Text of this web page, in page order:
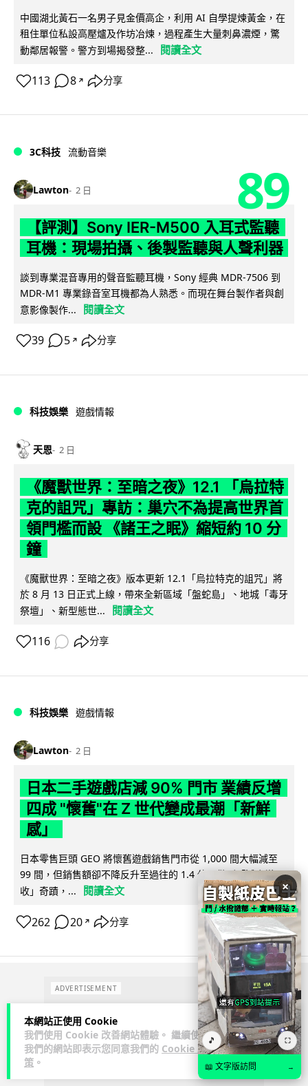
本網站正使用 Cookie
我們使用 Cookie 改善網站體驗。 繼續使用
我們的網站即表示您同意我們的 Cookie 政
策 。
中國湖北黃石一名男子見金價高企，利用 AI 自學提煉黃金，在
租住單位私設高壓爐及作坊冶煉，過程產生大量刺鼻濃煙，驚
動鄰居報警。警方到場揭發整...
閱讀全文
113 8 ↗ 分享
3C科技 流動音樂
Lawton 2 日 89
【評測】Sony IER-M500 入耳式監聽
耳機：現場拍攝、後製監聽與人聲利器
談到專業混音專用的聲音監聽耳機，Sony 經典 MDR-7506 到
MDR-M1 專業錄音室耳機都為人熟悉。而現在舞台製作者與創
意影像製作...
閱讀全文
39 5 ↗ 分享
科技娛樂 遊戲情報
天恩 2 日
《魔獸世界：至暗之夜》12.1 「烏拉特
克的詛咒」專訪：巢穴不為提高世界首
領門檻而設 《諸王之眠》縮短約 10 分
鐘
《魔獸世界：至暗之夜》版本更新 12.1「烏拉特克的詛咒」將
於 8 月 13 日正式上線，帶來全新區域「盤蛇島」、地城「毒牙
祭壇」、新型態世...
閱讀全文
116 分享
科技娛樂 遊戲情報
Lawton 2 日
日本二手遊戲店減 90% 門市 業績反增
四成 "懷舊"在 Z 世代變成最潮「新鮮
感」
日本零售巨頭 GEO 將懷舊遊戲銷售門市從 1,000 間大幅減至
99 間，但銷售額卻不降反升至過往的 1.4 倍。做到「減店增
收」奇蹟，...
閱讀全文
262 20 ↗ 分享
ADVERTISEMENT
×
🎵 ⛶
📖 文字版訪問 →